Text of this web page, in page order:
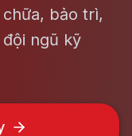
bảo trì,
ngũ kỹ